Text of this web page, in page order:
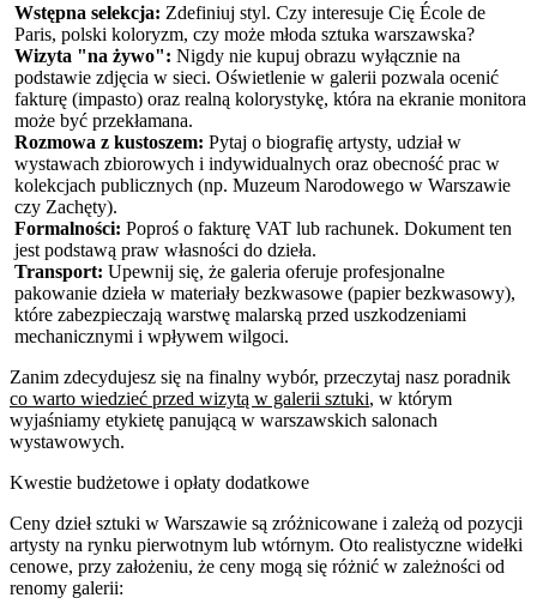
Wstępna selekcja: Zdefiniuj styl. Czy interesuje Cię École de
Paris, polski koloryzm, czy może młoda sztuka warszawska?
Wizyta "na żywo": Nigdy nie kupuj obrazu wyłącznie na
podstawie zdjęcia w sieci. Oświetlenie w galerii pozwala ocenić
fakturę (impasto) oraz realną kolorystykę, która na ekranie monitora
może być przekłamana.
Rozmowa z kustoszem: Pytaj o biografię artysty, udział w
wystawach zbiorowych i indywidualnych oraz obecność prac w
kolekcjach publicznych (np. Muzeum Narodowego w Warszawie
czy Zachęty).
Formalności: Poproś o fakturę VAT lub rachunek. Dokument ten
jest podstawą praw własności do dzieła.
Transport: Upewnij się, że galeria oferuje profesjonalne
pakowanie dzieła w materiały bezkwasowe (papier bezkwasowy),
które zabezpieczają warstwę malarską przed uszkodzeniami
mechanicznymi i wpływem wilgoci.
Zanim zdecydujesz się na finalny wybór, przeczytaj nasz poradnik
co warto wiedzieć przed wizytą w galerii sztuki, w którym
wyjaśniamy etykietę panującą w warszawskich salonach
wystawowych.
Kwestie budżetowe i opłaty dodatkowe
Ceny dzieł sztuki w Warszawie są zróżnicowane i zależą od pozycji
artysty na rynku pierwotnym lub wtórnym. Oto realistyczne widełki
cenowe, przy założeniu, że ceny mogą się różnić w zależności od
renomy galerii: